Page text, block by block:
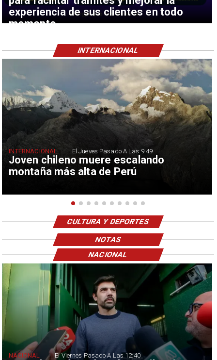
experiencia de sus clientes en todo
momento
Joven chileno muere escalando
montaña más alta de Perú
INTERNACIONAL El Jueves Pasado A Las 9:49
INTERNACIONAL
CULTURA Y DEPORTES
NOTAS
NACIONAL El Viernes Pasado A Las 12:40
NACIONAL